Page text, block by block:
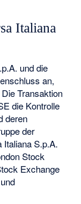
Italiana
und die
an,
Die Transaktion
die Kontrolle
deren
der
S.p.A.
Stock
Exchange